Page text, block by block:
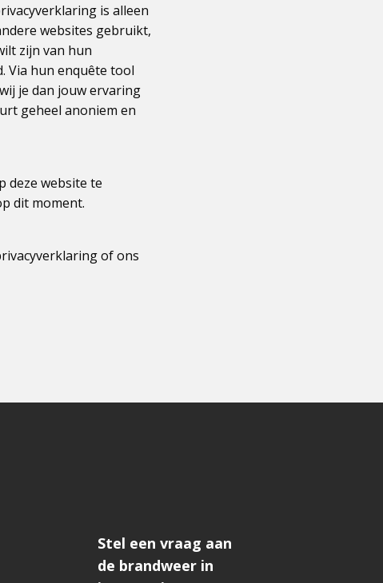
is alleen
websites gebruikt,
zijn van hun
Via hun enquête tool
je dan jouw ervaring
geheel anoniem en
deze website te
dit moment.
of ons
Stel een vraag aan
de brandweer in